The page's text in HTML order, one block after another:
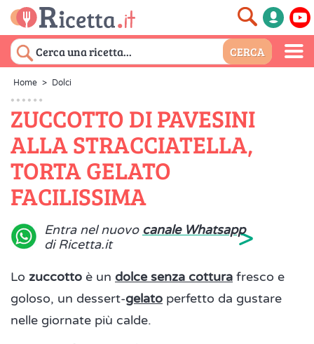
Home > Dolci
ZUCCOTTO DI PAVESINI
ALLA STRACCIATELLA,
TORTA GELATO
FACILISSIMA
Entra nel nuovo canale Whatsapp
di Ricetta.it
>
Lo zuccotto è un dolce senza cottura fresco e
goloso, un dessert-gelato perfetto da gustare
nelle giornate più calde.